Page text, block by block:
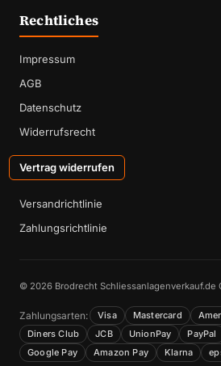
Rechtliches
Impressum
AGB
Datenschutz
Widerrufsrecht
Vertrag widerrufen
Versandrichtlinie
Zahlungsrichtlinie
© 2026 Brodrecht Schliessanlagenverkauf.de
Zahlungsarten: Visa Mastercard
Diners Club
JCB UnionPay PayPal
Google Pay
Amazon Pay Klarna